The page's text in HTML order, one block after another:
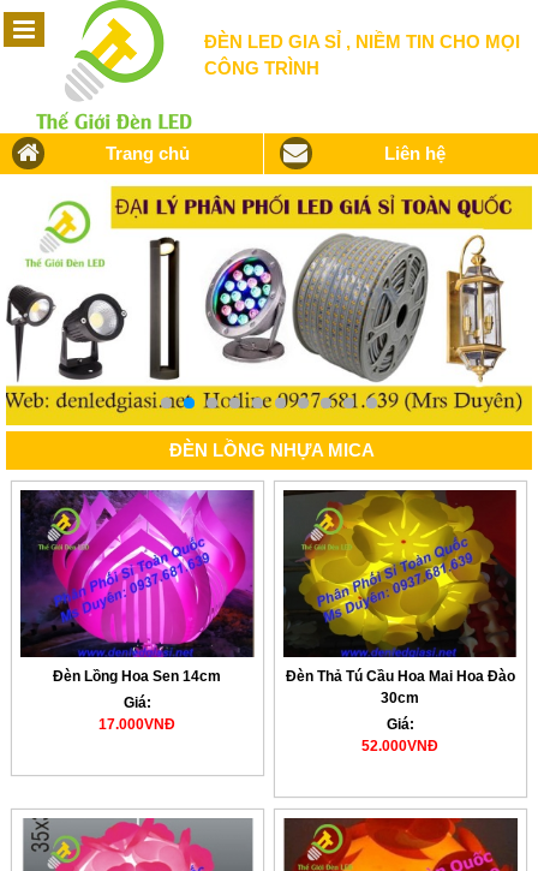
ĐÈN LED GIA SỈ , NIỀM TIN CHO MỌI
CÔNG TRÌNH
Trang chủ Liên hệ
ĐÈN LỒNG NHỰA MICA
Đèn Lồng Hoa Sen 14cm
Giá:
17.000VNĐ
Đèn Thả Tú Cầu Hoa Mai Hoa Đào
30cm
Giá:
52.000VNĐ